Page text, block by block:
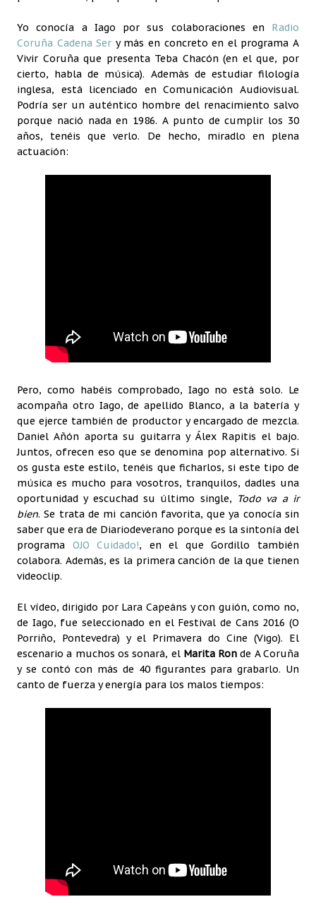
Yo conocía a Iago por sus colaboraciones en Radio
Coruña Cadena Ser y más en concreto en el programa A
Vivir Coruña que presenta Teba Chacón (en el que, por
cierto, habla de música). Además de estudiar filología
inglesa, está licenciado en Comunicación Audiovisual.
Podría ser un auténtico hombre del renacimiento salvo
porque nació nada en 1986. A punto de cumplir los 30
años, tenéis que verlo. De hecho, miradlo en plena
actuación:
Pero, como habéis comprobado, Iago no está solo. Le
acompaña otro Iago, de apellido Blanco, a la batería y
que ejerce también de productor y encargado de mezcla.
Daniel Añón aporta su guitarra y Álex Rapitis el bajo.
Juntos, ofrecen eso que se denomina pop alternativo. Si
os gusta este estilo, tenéis que ficharlos, si este tipo de
música es mucho para vosotros, tranquilos, dadles una
oportunidad y escuchad su último single, Todo va a ir
bien. Se trata de mi canción favorita, que ya conocía sin
saber que era de Diariodeverano porque es la sintonía del
programa OJO Cuidado!, en el que Gordillo también
colabora. Además, es la primera canción de la que tienen
videoclip.
El vídeo, dirigido por Lara Capeáns y con guión, como no,
de Iago, fue seleccionado en el Festival de Cans 2016 (O
Porriño, Pontevedra) y el Primavera do Cine (Vigo). El
escenario a muchos os sonará, el Marita Ron de A Coruña
y se contó con más de 40 figurantes para grabarlo. Un
canto de fuerza y energía para los malos tiempos: